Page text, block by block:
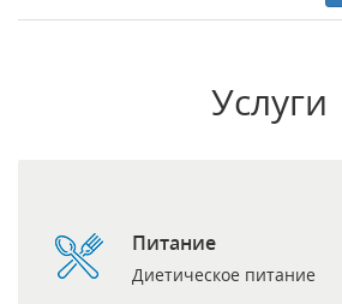
Услуги
Питание
Диетическое питание